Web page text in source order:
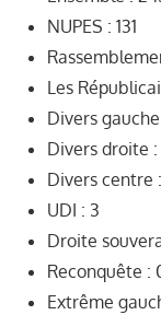
NUPES : 131
Les
Divers
Divers droite :
Divers centre
UDI : 3
Droite
Reconquête :
Extrême